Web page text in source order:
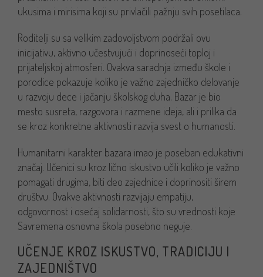
ukusima i mirisima koji su privlačili pažnju svih posetilaca.
Roditelji su sa velikim zadovoljstvom podržali ovu
inicijativu, aktivno učestvujući i doprinoseći toploj i
prijateljskoj atmosferi. Ovakva saradnja između škole i
porodice pokazuje koliko je važno zajedničko delovanje
u razvoju dece i jačanju školskog duha. Bazar je bio
mesto susreta, razgovora i razmene ideja, ali i prilika da
se kroz konkretne aktivnosti razvija svest o humanosti.
Humanitarni karakter bazara imao je poseban edukativni
značaj. Učenici su kroz lično iskustvo učili koliko je važno
pomagati drugima, biti deo zajednice i doprinositi širem
društvu. Ovakve aktivnosti razvijaju empatiju,
odgovornost i osećaj solidarnosti, što su vrednosti koje
Savremena osnovna škola posebno neguje.
UČENJE KROZ ISKUSTVO, TRADICIJU I
ZAJEDNIŠTVO